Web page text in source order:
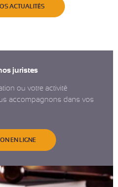
ACTUALITÉS
juristes
ou votre activité
accompagnons dans vos
EN LIGNE